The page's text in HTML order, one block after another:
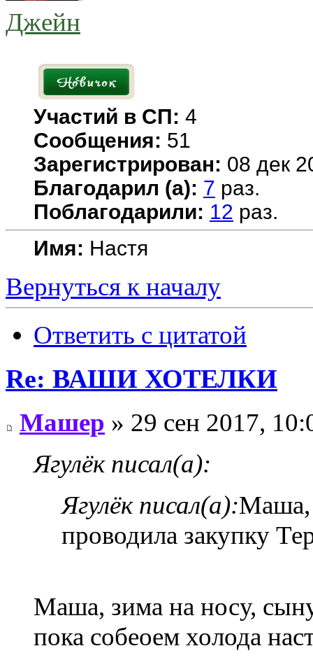
Джейн
Участий в СП: 4
Сообщения: 51
Зарегистрирован: 08 дек
Благодарил (а): 7 раз.
Поблагодарили: 12 раз.
Имя: Настя
Вернуться к началу
Ответить с цитатой
Re: ВАШИ ХОТЕЛКИ
Машер » 29 сен 2017,
Ягулёк писал(а):
Ягулёк писал(а):Маша,
проводила закупку
Маша, зима на носу,
пока собеоем холода